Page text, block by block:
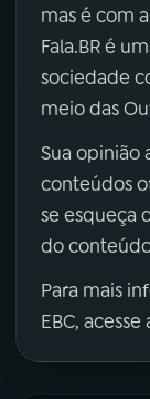
mas é com
Fala.BR é
sociedade
meio das
Sua opinião
conteúdos
se esqueça
do
Para mais
EBC,